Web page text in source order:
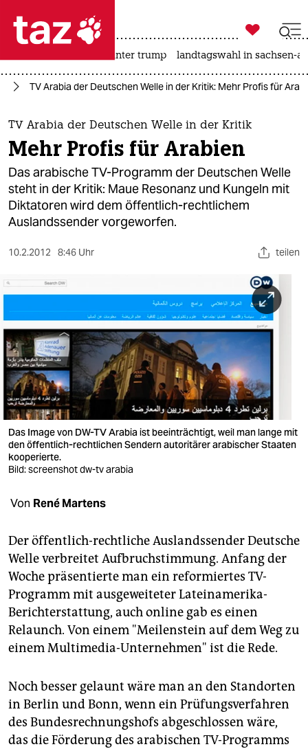
 taz zahl ich
taz zahl ich
themen
politik
öko
gesellschaft
kultur
sport
nord
wahrheit
verlag
verlag
veranstaltungen
fragen & hilfe
unterstützen
abo
genossenschaft
epaper login

taz zahl ich
usa unter trump landtagswahl in sachsen-
TV Arabia der Deutschen Welle in der Kritik: Mehr Profis für
TV Arabia der Deutschen Welle in der Kritik
Mehr Profis für Arabien
Das arabische TV-Programm der Deutschen Welle
steht in der Kritik: Maue Resonanz und Kungeln mit
Diktatoren wird dem öffentlich-rechtlichem
Auslandssender vorgeworfen.
10.2.2012 8:46 Uhr teilen
Das Image von DW-TV Arabia ist beeinträchtigt, weil man lange mit
den öffentlich-rechtlichen Sendern autoritärer arabischer Staaten
kooperierte.
Bild: screenshot dw-tv arabia
Von René Martens
Der öffentlich-rechtliche Auslandssender Deutsche
Welle verbreitet Aufbruchstimmung. Anfang der
Woche präsentierte man ein reformiertes TV-
Programm mit ausgeweiteter Lateinamerika-
Berichterstattung, auch online gab es einen
Relaunch. Von einem "Meilenstein auf dem Weg zu
einem Multimedia-Unternehmen" ist die Rede.
Noch besser gelaunt wäre man an den Standorten
in Berlin und Bonn, wenn ein Prüfungsverfahren
des Bundesrechnungshofs abgeschlossen wäre,
das die Förderung des arabischen TV-Programms